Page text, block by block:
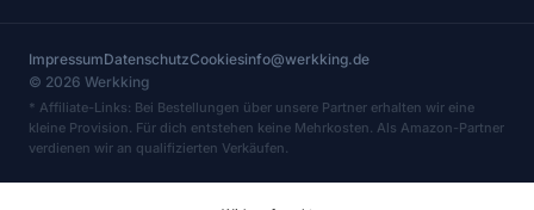
ImpressumDatenschutzCookiesinfo@werkking.de
© 2026 Werkking
* Affiliate-Links: Bei Bestellungen über unsere Partner erhalten wir eine
kleine Provision. Für dich entstehen keine Mehrkosten. Als Amazon-Partner
verdienen wir an qualifizierten Verkäufen.